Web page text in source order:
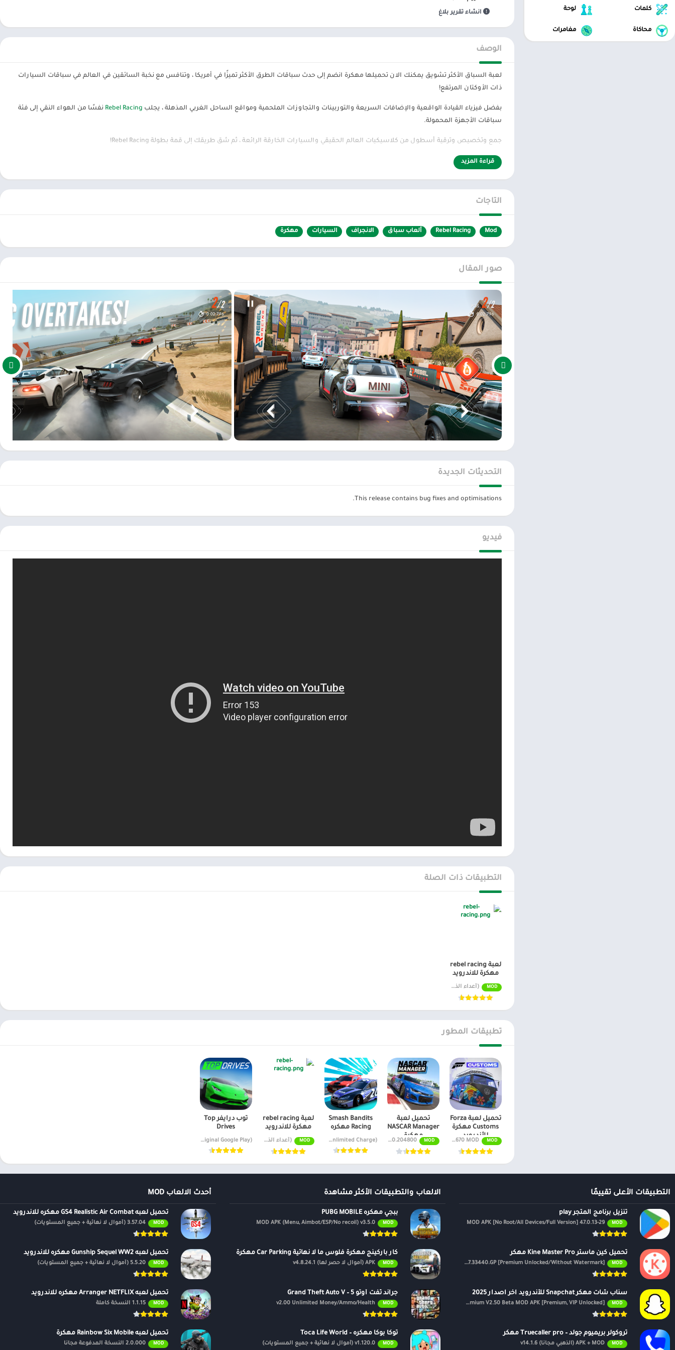
المكتبات والعروض
طعام ومشروب
انشاء تقرير بلاغ
الوصف
لعبة السباق الأكثر تشويق يمكنك الان تحميلها مهكرة انضم إلى حدث سباقات الطرق الأكثر تميزًا في أمريكا ، وتنافس مع نخبة السائقين في العالم في سباقات السيارات
ذات الأوكتان المرتفع!
بفضل فيزياء القيادة الواقعية والإضافات السريعة والتوربينات والتجاوزات الملحمية ومواقع الساحل الغربي المذهلة ، يجلب Rebel Racing نفسًا من الهواء النقي إلى فئة
سباقات الأجهزة المحمولة.
جمع وتخصيص وترقية أسطول من كلاسيكيات العالم الحقيقي والسيارات الخارقة الرائعة ، ثم شق طريقك إلى قمة بطولة Rebel Racing!
– تملك السيارات الخارقة والكلاسيكيات المخصصة
– إنشاء سيارات أحلام مخصصة بالكامل
– واجه أفضل السائقين في العالم وجهاً لوجه
الهروب من السحب!.
الان عبر موقعنا PlaYalandroiD متجر بلاي ، android store يمكنكم تحميل العاب مهكرة ، تطبيقات اندرويد بريميوم ، مجاناً يتم مراجعة الألعاب والبرامج وتحديثات مستمرة
اول بأول على، متجر العاب مهكرة.
قراءة المزيد
التاجات
Mod
Rebel Racing ألعاب سباق الانجراف السيارات مهكرة
صور المقال
التحديثات الجديدة
This release contains bug fixes and optimisations.
فيديو
التطبيقات ذات الصلة
لعبة rebel racing
مهكرة للاندرويد
MOD (أعداء الذكاء الاصطناعي/المجمدون) v26.00.18588
تطبيقات المطور
تحميل لعبة Forza
Customs مهكرة
للأندرويد
MOD v7.0.14670 MOD (أموال غير محدودة) APK مجانًا
تحميل لعبة
NASCAR Manager
مهكرة
MOD MOD APK v29.00.204800 مكافآت مجانية
Smash Bandits
Racing مهكره
v1.10.03 Mod (Cash/Unlimited Charge)
لعبة rebel racing
مهكرة للاندرويد
MOD (أعداء الذكاء الاصطناعي/المجمدون) v26.00.18588
توب درايفر Top
Drives
v18.00.00.17040 (Original Google Play)
كلمات لوحة
محاكاة مغامرات
أحدث الالعاب MOD
تحميل لعبه GS4 Realistic Air Combat مهكره للاندرويد
MOD 3.57.04 (أموال لا نهائية + جميع المستويات)
تحميل لعبه Gunship Sequel WW2 مهكره للاندرويد
MOD 5.5.20 (أموال لا نهائية + جميع المستويات)
تحميل لعبه Arranger NETFLIX مهكره للاندرويد
MOD 1.1.15 النسخة كاملة
تحميل لعبه Rainbow Six Mobile مهكرة
MOD 2.0.000 النسخة المدفوعة مجانًا
الالعاب والتطبيقات الأكثر مشاهدة
ببجي مهكره PUBG MOBILE
MOD
MOD APK (Menu, Aimbot/ESP/No recoil) v3.5.0
كار باركينج مهكرة فلوس ما لا نهائية Car Parking مهكرة
MOD APK (أموال لا حصر لها) v4.8.24.1
جراند ثفت أوتو 5 – Grand Theft Auto V
MOD
v2.00 Unlimited Money/Ammo/Health
توكا بوكا مهكره – Toca Life World
MOD v1.120.0 (أموال لا نهائية + جميع المستويات)
التطبيقات الأعلى تقييمًا
تنزيل برنامج المتجر play
MOD
47.0.13-29 MOD APK [No Root/All Devices/Full Version]
تحميل كين ماستر Kine Master Pro مهكر
MOD
APK v7.4.17.33440.GP [Premium Unlocked/Without Watermark]
سناب شات مهكر Snapchat للأندرويد اخر اصدار 2025
MOD
Premium V2.50 Beta MOD APK [Premium, VIP Unlocked]
تروكولر بريميوم جولد – Truecaller pro مهكر
MOD APK + MOD (الذهبي مجانًا) v14.1.6